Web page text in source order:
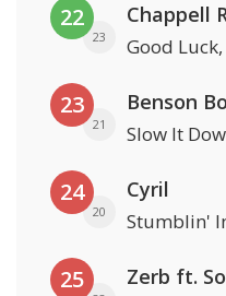
22
23
Chappell
Good
23
21
Benson
Slow It
24
20
Cyril
Stumblin'
25 Zerb ft.